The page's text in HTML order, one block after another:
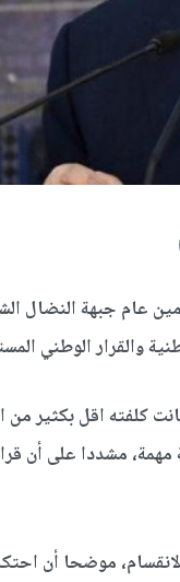
عام جبهة النضال
والقرار الوطني
كلفته اقل بكثير من
مهمة، مشددا على أن
موضحا أن